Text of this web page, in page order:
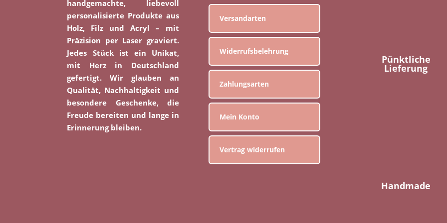
handgemachte, liebevoll
personalisierte Produkte aus
Holz, Filz und Acryl – mit
Präzision per Laser graviert.
Jedes Stück ist ein Unikat,
mit Herz in Deutschland
gefertigt. Wir glauben an
Qualität, Nachhaltigkeit und
besondere Geschenke, die
Freude bereiten und lange in
Erinnerung bleiben.
Versandarten
Widerrufsbelehrung
Zahlungsarten
Mein Konto
Vertrag widerrufen
Pünktliche
Lieferung
Handmade